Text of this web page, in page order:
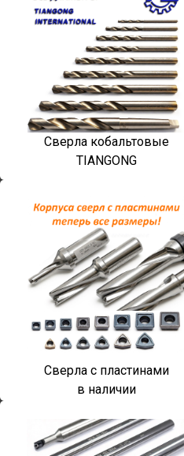
Сверла кобальтовые
TIANGONG
Сверла с пластинами
в наличии